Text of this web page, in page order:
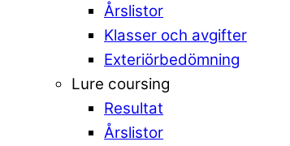
Årslistor
Klasser och avgifter
Exteriörbedömning
Lure coursing
Resultat
Årslistor